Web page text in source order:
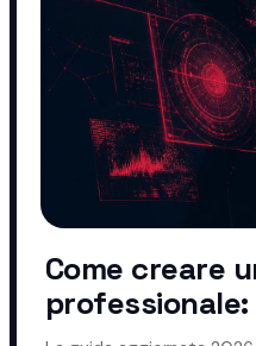
Come creare
professionale: